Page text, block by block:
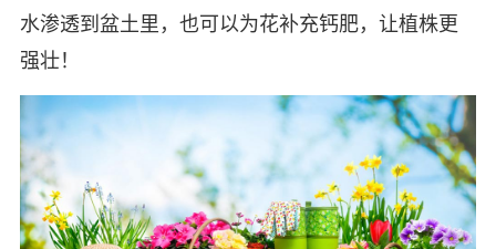
水渗透到盆土里，也可以为花补充钙肥，让植株更
强壮！